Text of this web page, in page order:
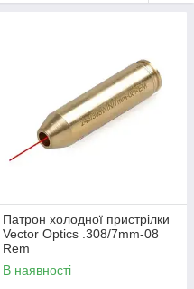
Патрон холодної пристрілки
Vector Optics .308/7mm-08
Rem
В наявності